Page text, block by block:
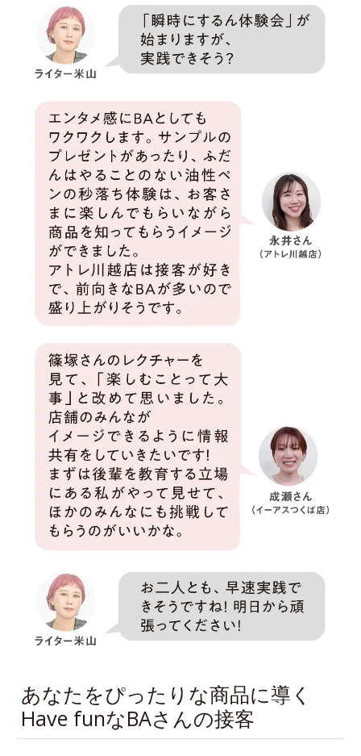
あなたをぴったりな商品に導く
Have funなBAさんの接客